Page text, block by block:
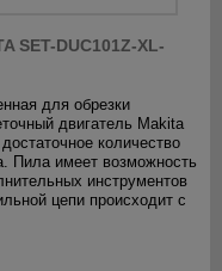
SET-DUC101Z-XL-
для обрезки
двигатель Makita
количество
Пила имеет возможность
инструментов
цепи происходит с